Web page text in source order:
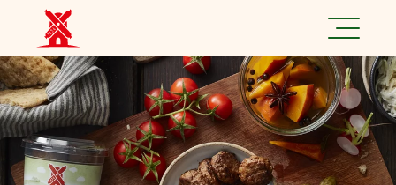
Produkte
Rezepte